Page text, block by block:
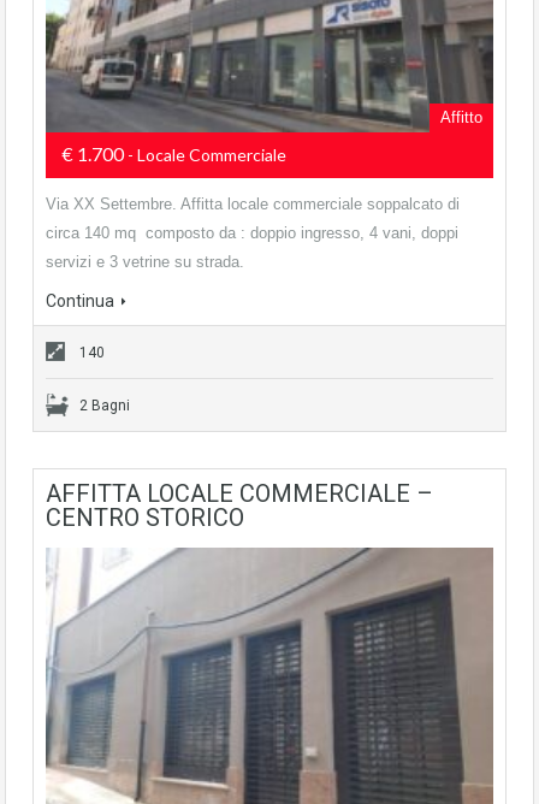
Affitto
€ 1.700- Locale Commerciale
Via XX Settembre. Affitta locale commerciale soppalcato di
circa 140 mq composto da : doppio ingresso, 4 vani, doppi
servizi e 3 vetrine su strada.
Continua
140
2 Bagni
AFFITTA LOCALE COMMERCIALE –
CENTRO STORICO